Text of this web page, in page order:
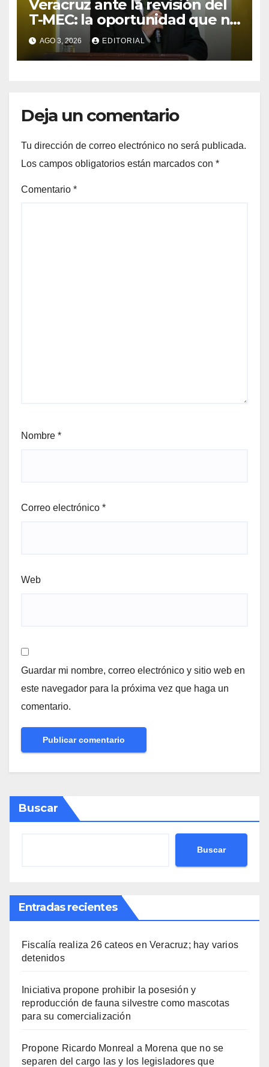
Veracruz ante la revisión del
T-MEC: la oportunidad que no
estamos viendo
AGO 3, 2026 EDITORIAL
Deja un comentario
Tu dirección de correo electrónico no será publicada.
Los campos obligatorios están marcados con *
Comentario *
Nombre *
Correo electrónico *
Web
Guardar mi nombre, correo electrónico y sitio web en
este navegador para la próxima vez que haga un
comentario.
Buscar
Buscar
Entradas recientes
Fiscalía realiza 26 cateos en Veracruz; hay varios
detenidos
Iniciativa propone prohibir la posesión y
reproducción de fauna silvestre como mascotas
para su comercialización
Propone Ricardo Monreal a Morena que no se
separen del cargo las y los legisladores que